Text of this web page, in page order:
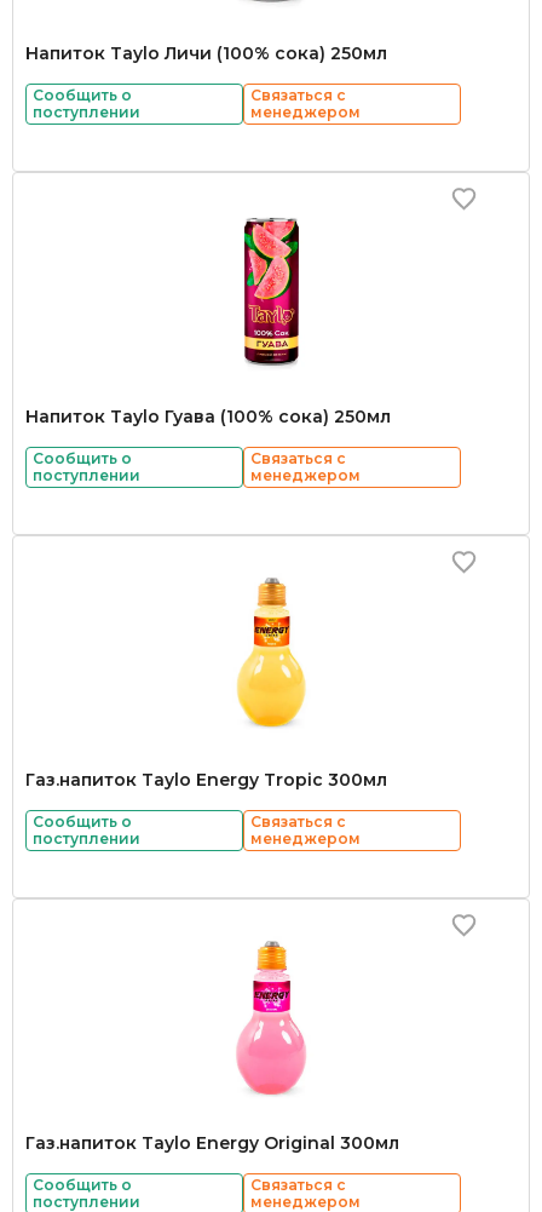
Напиток Taylo Личи (100% сока) 250мл
Сообщить о
поступлении
Связаться с
менеджером
Напиток Taylo Гуава (100% сока) 250мл
Сообщить о
поступлении
Связаться с
менеджером
Газ.напиток Taylo Energy Tropic 300мл
Сообщить о
поступлении
Связаться с
менеджером
Газ.напиток Taylo Energy Original 300мл
Сообщить о
поступлении
Связаться с
менеджером